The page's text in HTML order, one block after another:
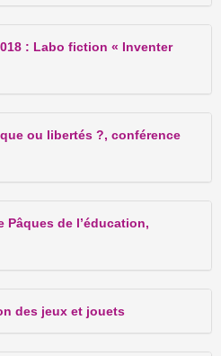
: Labo fiction « Inventer
ou libertés ?, conférence
Pâques de l’éducation,
des jeux et jouets